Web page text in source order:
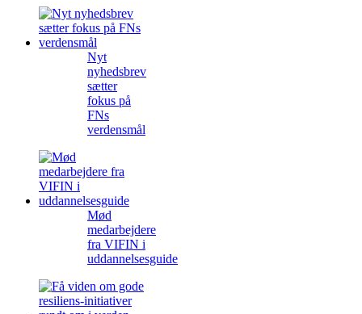
Nyt
nyhedsbrev
sætter
fokus på
FNs
verdensmål
Mød
medarbejdere
fra VIFIN i
uddannelsesguide